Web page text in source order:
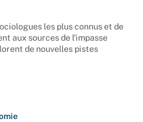
les plus connus et de
aux sources de l'impasse
de nouvelles pistes